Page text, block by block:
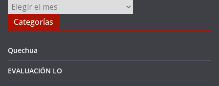
Archivos
Categorías
Quechua
EVALUACIÓN LO